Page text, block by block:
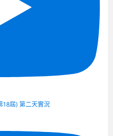
18屆) 第二天實況